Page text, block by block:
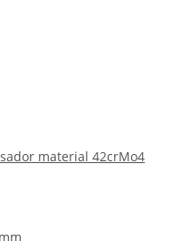
material 42crMo4